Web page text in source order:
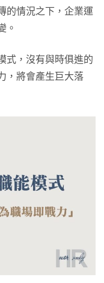
的情況之下，企業運
。
式，沒有與時俱進的
，將會產生巨大落